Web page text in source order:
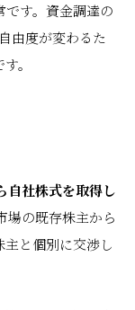
す。資金調達の
由度が変わるた
。
自社株式を取得し
場の既存株主から
と個別に交渉し